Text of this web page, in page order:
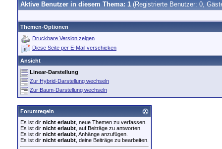
Aktive Benutzer in diesem Thema: 1 (Registrierte Benutzer: 0,
Themen-Optionen
Druckbare Version zeigen
Diese Seite per E-Mail verschicken
Ansicht
Linear-Darstellung
Zur Hybrid-Darstellung wechseln
Zur Baum-Darstellung wechseln
Forumregeln
Es ist dir nicht erlaubt , neue Themen zu verfassen.
Es ist dir nicht erlaubt , auf Beiträge zu antworten.
Es ist dir nicht erlaubt , Anhänge anzufügen.
Es ist dir nicht erlaubt , deine Beiträge zu bearbeiten.